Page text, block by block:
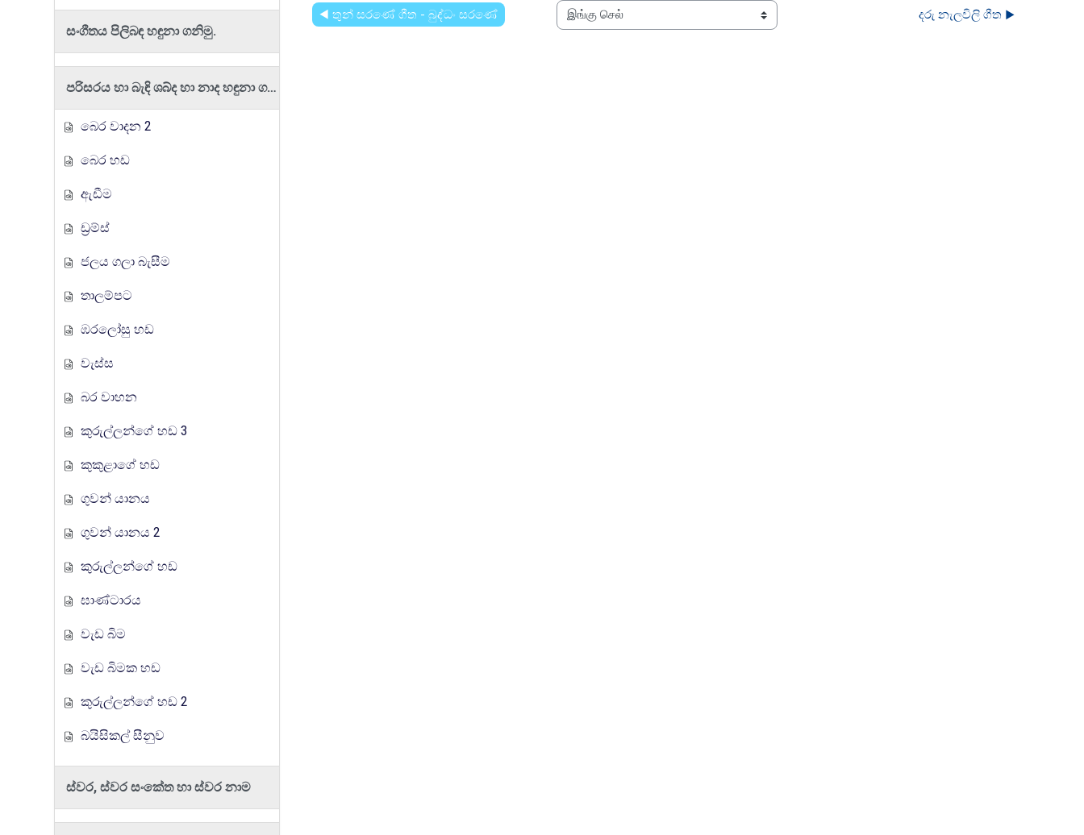
සංගීතය පිලිබඳ හඳුනා ගනිමු.
පරිසරය හා බැඳි ශබ්ද හා නාද හඳුනා ගනිමු
බෙර වාදන 2
බෙර හඩ
ඇඩීම
ඩ්‍රම්ස්
ජලය ගලා බැසීම
තාලම්පට
ඹරලෝසු හඩ
වැස්ස
බර වාහන
කුරුල්ලන්ගේ හඩ 3
කුකුළාගේ හඩ
ගුවන් යානය
ගුවන් යානය 2
කුරුල්ලන්ගේ හඩ
ඝාණ්ටාරය
වැඩ බිම
වැඩ බිමක හඩ
කුරුල්ලන්ගේ හඩ 2
බයිසිකල් සීනුව
ස්වර, ස්වර සංකේත හා ස්වර නාම
◀︎ තුන් සරණේ ගීත - බුද්ධං සරණේ
இங்கு செல்
දරු නැලවිලි ගීත ▶︎